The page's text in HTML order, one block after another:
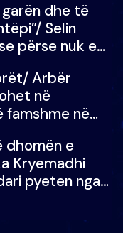
dhe të
Selin
përse nuk e
në fund
Arbër
në
famshme në
dhomën e
Kryemadhi
pyeten nga
tjetrin?